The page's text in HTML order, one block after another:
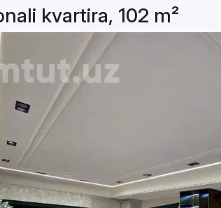
kvartira, 102 m²